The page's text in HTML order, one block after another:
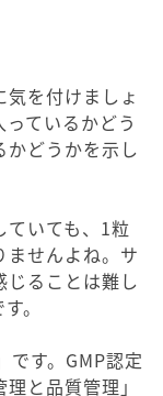
を付けましょ
ているかどう
かどうかを示し
ていても、1粒
ませんよね。サ
じることは難し
。
です。GMP認定
と品質管理」